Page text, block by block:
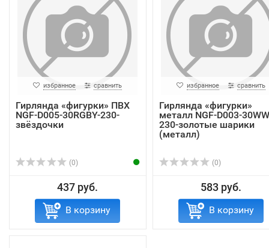
избранное сравнить
Гирлянда «фигурки» ПВХ
NGF-D005-30RGBY-230-
звёздочки
(0)
437 руб.
В корзину
избранное сравнить
Гирлянда «фигурки»
металл NGF-D003-
230-золотые шарики
(металл)
(0)
583 руб.
В корзину